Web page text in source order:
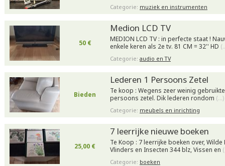
Categorie: muziek en instrumenten
50 €
Medion LCD TV
MEDION LCD TV : in perfecte staat !
enkele keren als 2e tv. 81 CM = 32'' HD
Categorie: audio en TV
Bieden
Lederen 1 Persoons Zetel
Te koop : Wegens zeer weinig
persoons zetel. Dik lederen rondom (…)
Categorie: meubels en inrichting
25,00 €
7 leerrijke nieuwe boeken
Te Koop : 7 leerrijke boeken over, Wilde
Vlinders en Insecten 344 blz, Vissen en
Categorie: boeken